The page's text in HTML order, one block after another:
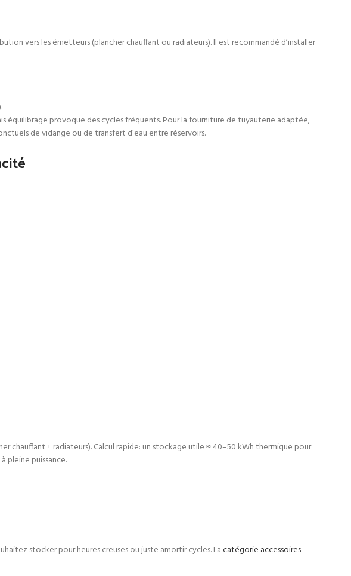
vers les émetteurs (plancher chauffant ou radiateurs). Il est recommandé d’installer
équilibrage provoque des cycles fréquents. Pour la fourniture de tuyauterie adaptée,
de vidange ou de transfert d’eau entre réservoirs.
chauffant + radiateurs). Calcul rapide: un stockage utile ≈ 40–50 kWh thermique pour
pleine puissance.
stocker pour heures creuses ou juste amortir cycles. Lacatégorie accessoires